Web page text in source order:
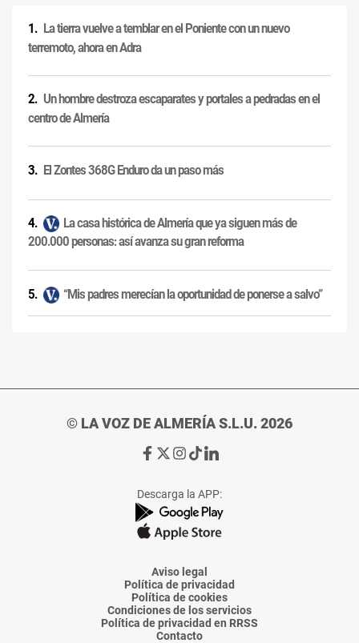
La tierra vuelve a temblar en el Poniente con un nuevo
terremoto, ahora en Adra
Un hombre destroza escaparates y portales a pedradas en el
centro de Almería
El Zontes 368G Enduro da un paso más
La casa histórica de Almería que ya siguen más de
200.000 personas: así avanza su gran reforma
“Mis padres merecían la oportunidad de ponerse a salvo”
© LA VOZ DE ALMERÍA S.L.U. 2026
Ir
de
La
Voz
Almería
Ir
de
La
Voz
Almería
Ir
de
La
Voz
Almería
Ir
de
La
Voz
Almería
Ir
de
La
Voz
Descarga la APP:
Aviso legal
Política de privacidad
Política de cookies
Condiciones de los servicios
Política de privacidad en RRSS
Contacto